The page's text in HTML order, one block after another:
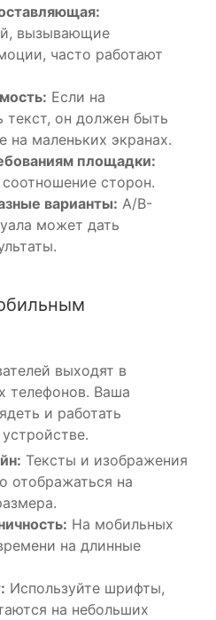
вызывающие
часто работают
Если на
текст, он должен быть
на маленьких экранах.
площадки:
сторон.
варианты: A/B-
может дать
выходят в
телефонов. Ваша
и работать
Тексты и изображения
отображаться на
На мобильных
на длинные
Используйте шрифты,
на небольших